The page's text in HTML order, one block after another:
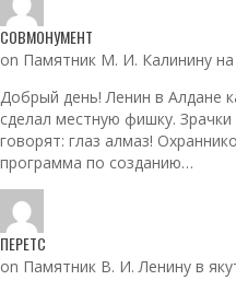
СОВМОНУМЕНТ
on Памятник М. И. Калинину
Добрый день! Ленин в Алдане
сделал местную фишку.
говорят: глаз алмаз!
программа по созданию…
ПЕРЕТС
on Памятник В. И. Ленину в